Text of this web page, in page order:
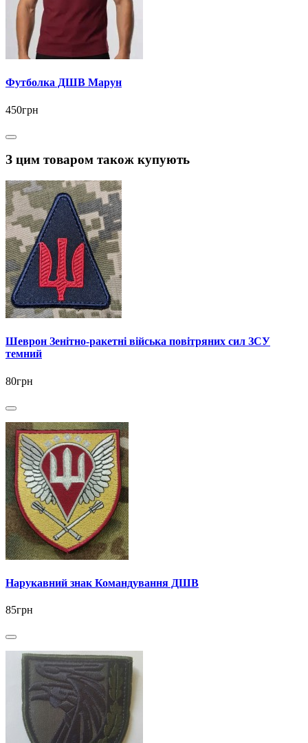
Футболка ДШВ Марун
450грн
З цим товаром також купують
Шеврон Зенітно-ракетні війська повітряних сил ЗСУ
темний
80грн
Нарукавний знак Командування ДШВ
85грн